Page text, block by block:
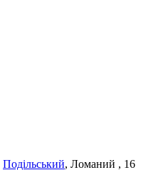
Подільський, Ломаний , 16